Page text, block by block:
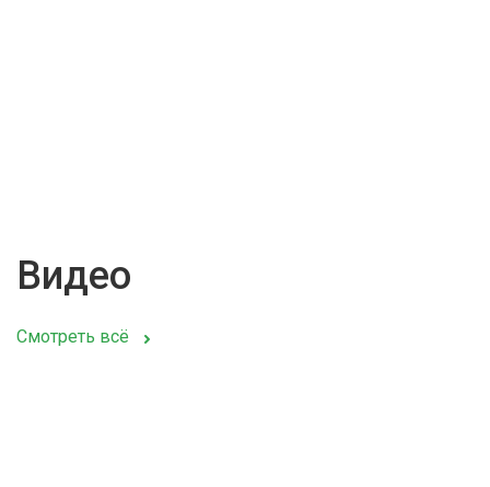
Видео
Смотреть всё